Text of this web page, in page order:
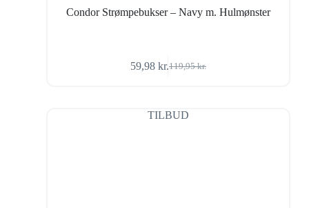
Condor Strømpebukser – Navy m. Hulmønster
119,95kr.
Den
var:
119,95 kr..
59,98 kr.Den
er:
59,98 kr..
TILBUD